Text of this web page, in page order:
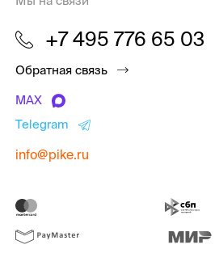
+7 495 776 65 03
Обратная связь
MAX
Telegram
info@pike.ru